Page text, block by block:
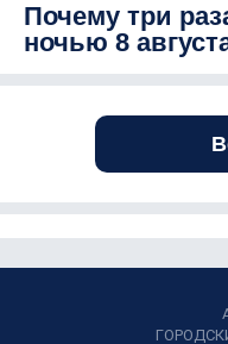
Почему три
ночью 8